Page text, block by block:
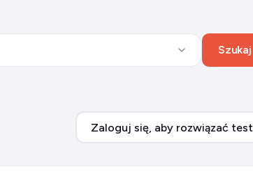
Szukaj
Zaloguj się, aby rozwiązać test